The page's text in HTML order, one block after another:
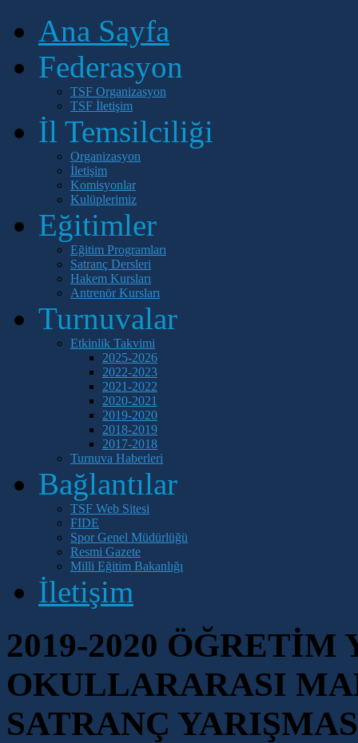
Ana Sayfa
Federasyon
TSF Organizasyon
TSF İletişim
İl Temsilciliği
Organizasyon
İletişim
Komisyonlar
Kulüplerimiz
Eğitimler
Eğitim Programları
Satranç Dersleri
Hakem Kursları
Antrenör Kursları
Turnuvalar
Etkinlik Takvimi
2025-2026
2022-2023
2021-2022
2020-2021
2019-2020
2018-2019
2017-2018
Turnuva Haberleri
Bağlantılar
TSF Web Sitesi
FIDE
Spor Genel Müdürlüğü
Resmi Gazete
Milli Eğitim Bakanlığı
İletişim
2019-2020
OKULLARARASI
SATRANÇ
Minikler (B)
İlkokul
Minikler (A)
İlkokul